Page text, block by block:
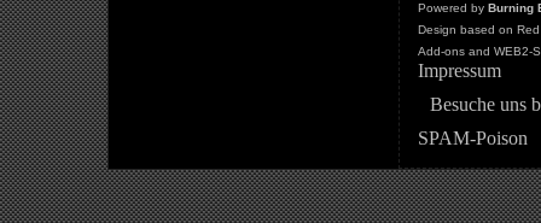
Powered by Burning
Design based on
Add-ons and WEB2-
Impressum
Besuche uns
SPAM-Poison